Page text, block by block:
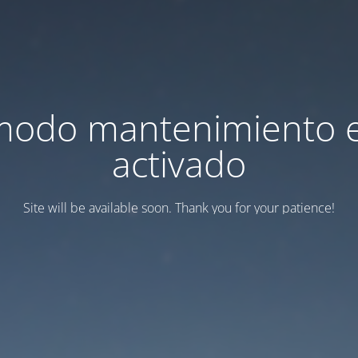
mantenimiento
activado
Site will be available soon. Thank you for your patience!